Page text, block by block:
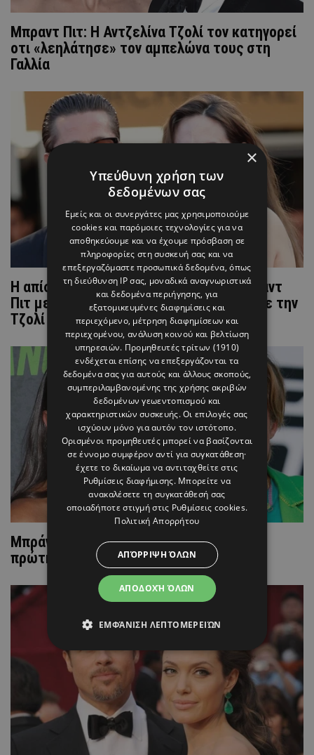
Μπραντ Πιτ: Η Αντζελίνα Τζολί τον κατηγορεί
οτι «λεηλάτησε» τον αμπελώνα τους στη
Γαλλία
Η απίστευτη πράξη καλοσύνης του Μπραντ
Πιτ με το σπίτι 39 εκ. που μοιράστηκε με την
Τζολί
Μπράντ Πιτ - Ινές ντε Ραμόν: Έκαναν την
πρώτη δημόσια εμφάνισή τους
×
Υπεύθυνη χρήση των
δεδομένων σας
Εμείς και οι συνεργάτες μας χρησιμοποιούμε
cookies και παρόμοιες τεχνολογίες για να
αποθηκεύουμε και να έχουμε πρόσβαση σε
πληροφορίες στη συσκευή σας και να
επεξεργαζόμαστε προσωπικά δεδομένα, όπως
τη διεύθυνση IP σας, μοναδικά αναγνωριστικά
και δεδομένα περιήγησης, για
εξατομικευμένες διαφημίσεις και
περιεχόμενο, μέτρηση διαφημίσεων και
περιεχομένου, ανάλυση κοινού και βελτίωση
υπηρεσιών. Προμηθευτές τρίτων (1910)
ενδέχεται επίσης να επεξεργάζονται τα
δεδομένα σας για αυτούς και άλλους σκοπούς,
συμπεριλαμβανομένης της χρήσης ακριβών
δεδομένων γεωεντοπισμού και
χαρακτηριστικών συσκευής. Οι επιλογές σας
ισχύουν μόνο για αυτόν τον ιστότοπο.
Ορισμένοι προμηθευτές μπορεί να βασίζονται
σε έννομο συμφέρον αντί για συγκατάθεση·
έχετε το δικαίωμα να αντιταχθείτε στις
Ρυθμίσεις διαφήμισης. Μπορείτε να
ανακαλέσετε τη συγκατάθεσή σας
οποιαδήποτε στιγμή στις Ρυθμίσεις cookies.
Πολιτική Απορρήτου
ΑΠΟΔΟΧΉ ΌΛΩΝ
ΑΠΌΡΡΙΨΗ ΌΛΩΝ
ΕΜΦΆΝΙΣΗ ΛΕΠΤΟΜΕΡΕΙΏΝ